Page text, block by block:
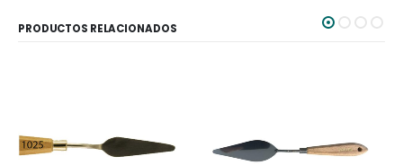
PRODUCTOS RELACIONADOS